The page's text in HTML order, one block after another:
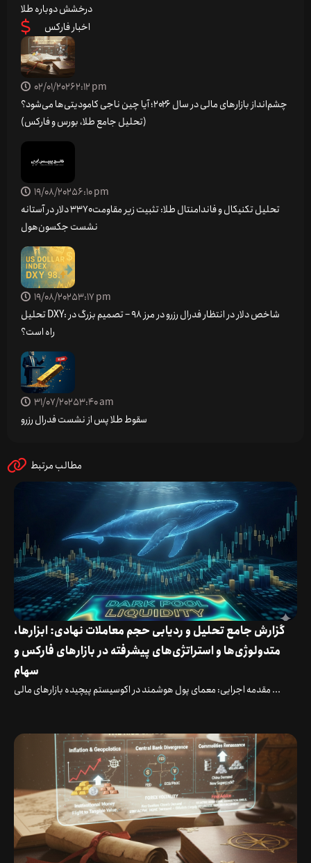
درخشش دوباره طلا
اخبار فارکس
02/01/20262:12 pm
چشم‌انداز بازارهای مالی در سال ۲۰۲۶؛ آیا چین ناجی کامودیتی‌ها می‌شود؟
(تحلیل جامع طلا، بورس و فارکس)
19/08/20256:10 pm
تحلیل تکنیکال و فاندامنتال طلا: تثبیت زیر مقاومت ۳۳۷۰ دلار در آستانه
نشست جکسون‌هول
19/08/20253:17 pm
تحلیل DXY: شاخص دلار در انتظار فدرال رزرو در مرز 98 – تصمیم بزرگ در
راه است؟
31/07/20253:40 am
سقوط طلا پس از نشست فدرال رزرو
مطالب مرتبط
گزارش جامع تحلیل و ردیابی حجم معاملات نهادی: ابزارها،
متدولوژی‌ها و استراتژی‌های پیشرفته در بازارهای فارکس و
سهام
مقدمه اجرایی: معمای پول هوشمند در اکوسیستم پیچیده بازارهای مالی ...